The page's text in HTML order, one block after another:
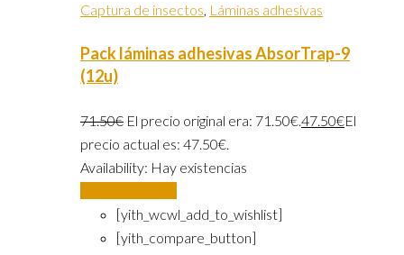
Captura de insectos Láminas adhesivas
Pack láminas adhesivas AbsorTrap-9
(12u)
71.50€ El precio original era: 71.50€.47.50€El
precio actual es: 47.50€.
Availability: Hay existencias
[yith_wcwl_add_to_wishlist]
[yith_compare_button]